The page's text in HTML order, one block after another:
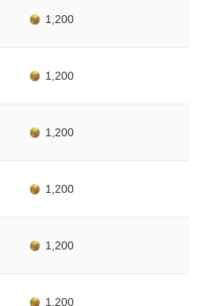
1,200
1,200
1,200
1,200
1,200
1,200